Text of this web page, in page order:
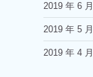
2019 年 6 月
2019 年 5 月
2019 年 4 月